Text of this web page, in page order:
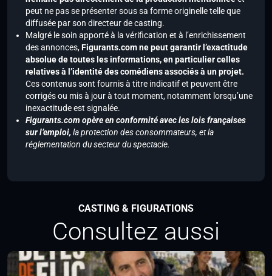
peut ne pas se présenter sous sa forme originelle telle que
diffusée par son directeur de casting.
Malgré le soin apporté à la vérification et à l’enrichissement
des annonces,Figurants.com ne peut garantir l’exactitude
absolue de toutes les informations, en particulier celles
relatives à l’identité des comédiens associés à un projet.
Ces contenus sont fournis à titre indicatif et peuvent être
corrigés ou mis à jour à tout moment, notamment lorsqu’une
inexactitude est signalée.
Figurants.com opère en conformité avec les lois françaises
sur l’emploi, la protection des consommateurs, et la
réglementation du secteur du spectacle.
CASTING & FIGURATIONS
Consultez aussi